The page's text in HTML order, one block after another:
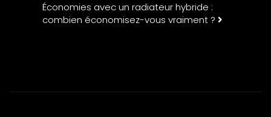
Économies avec un radiateur hybride :
combien économisez-vous vraiment ?